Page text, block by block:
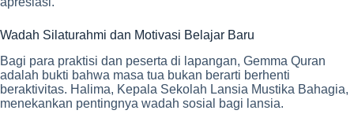
Wadah Silaturahmi dan Motivasi Belajar Baru
Bagi para praktisi dan peserta di lapangan, Gemma Quran
adalah bukti bahwa masa tua bukan berarti berhenti
beraktivitas. Halima, Kepala Sekolah Lansia Mustika Bahagia,
menekankan pentingnya wadah sosial bagi lansia.